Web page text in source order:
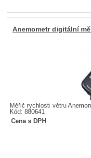
Anemometr digitální
Měřič rychlosti větru
Kód: 880641
Cena s DPH